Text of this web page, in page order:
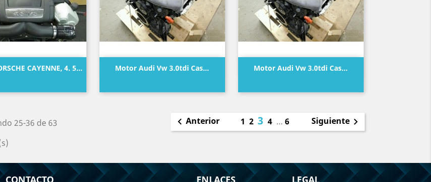
CAYENNE, 4. 5...
Vista rápida Motor Audi Vw 3.0tdi Cas...
Vista rápida Motor Audi Vw 3.0tdi Cas...
Vista rápida
25-36 de 63
 Anterior 1 2 3 4 … 6 Siguiente
CONTACTO ENLACES LEGAL